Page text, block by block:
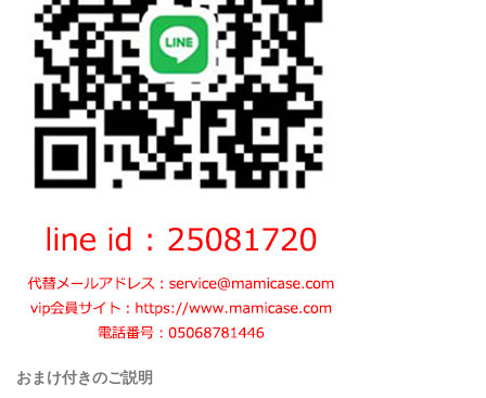
おまけ付きのご説明